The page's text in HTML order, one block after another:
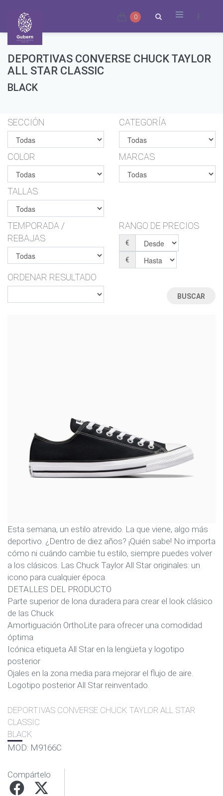
0
DEPORTIVAS CONVERSE CHUCK TAYLOR
ALL STAR CLASSIC
BLACK
SECCIÓN CATEGORÍA
COLOR MARCAS
TALLAS
TEMPORADA /
REBAJAS
RANGO DE PRECIOS
€
€
ORDENAR RESULTADO
Esta semana, un estilo atrevido. La que viene, algo más
deportivo. ¿Dentro de diez años? ¡Quién sabe! No importa
cómo ni cuándo cambie tu estilo, siempre puedes volver
a los clásicos. Las Chuck Taylor All Star originales: un
icono para cualquier época.
DETALLES DEL PRODUCTO
Parte superior de lona duradera para crear el look clásico
de las Chuck
Amortiguación OrthoLite para ofrecer una comodidad
óptima
Icónica etiqueta All Star en la lengüeta y logotipo
posterior
Ojales en la zona media para mejorar el flujo de aire.
Logotipo posterior All Star reinventado.
DEPORTIVAS CONVERSE CHUCK TAYLOR ALL STAR
CLASSIC
BLACK
MOD: M9166C
Compártelo